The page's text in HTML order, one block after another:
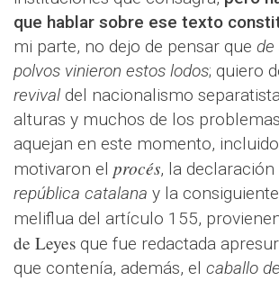
que hablar sobre ese texto
mi parte, no dejo de pensar que de
polvos vinieron estos lodos; quiero
revival del nacionalismo
alturas y muchos de los
aquejan en este momento,
motivaron el procés, la
república catalana y la
meliflua del artículo 155,
de Leyes que fue redactada
que contenía, además, el caballo